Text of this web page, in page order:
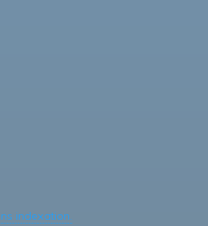
indexation.